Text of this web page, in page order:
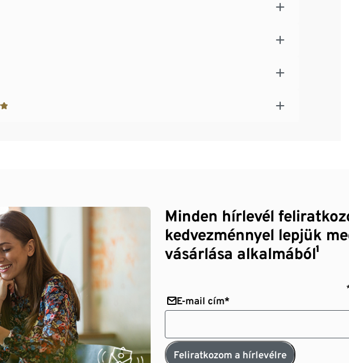
Minden hírlevél
kedvezménnyel lepjük
vásárlása alkalmából¹
E-mail cím*
Feliratkozom a hírlevélre